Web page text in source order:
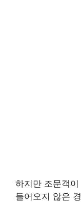
하지만 조문객
들어오지 않은